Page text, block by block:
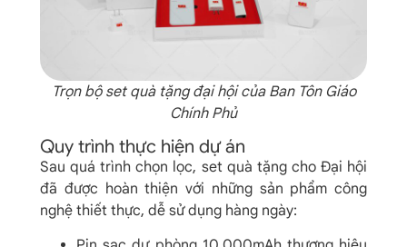
Trọn bộ set quà tặng đại hội của Ban Tôn Giáo
Chính Phủ
Quy trình thực hiện dự án
Sau quá trình chọn lọc, set quà tặng cho Đại hội
đã được hoàn thiện với những sản phẩm công
nghệ thiết thực, dễ sử dụng hàng ngày: